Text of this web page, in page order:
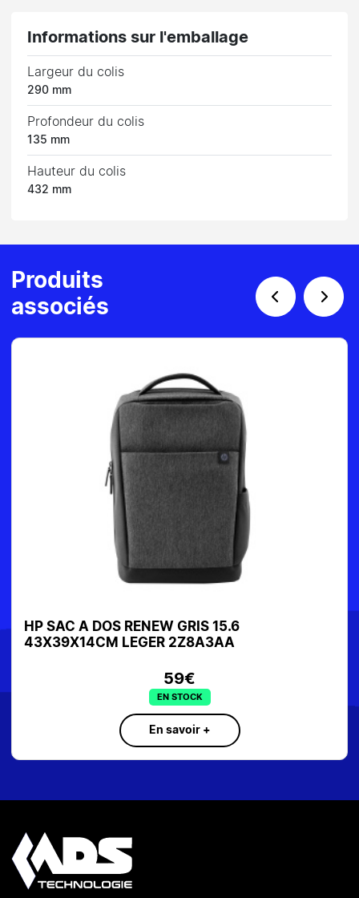
Informations sur l'emballage
Largeur du colis
290 mm
Profondeur du colis
135 mm
Hauteur du colis
432 mm
Produits
associés
HP SAC A DOS RENEW GRIS 15.6
43X39X14CM LEGER 2Z8A3AA
59€
EN STOCK
En savoir +